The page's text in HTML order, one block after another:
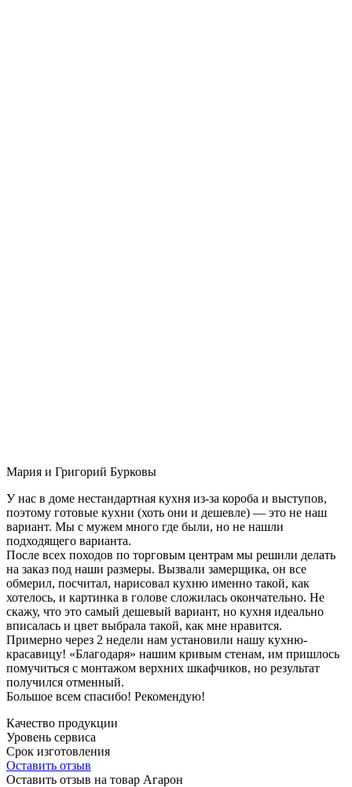
Мария и Григорий Бурковы
У нас в доме нестандартная кухня из-за короба и выступов,
поэтому готовые кухни (хоть они и дешевле) — это не наш
вариант. Мы с мужем много где были, но не нашли
подходящего варианта.
После всех походов по торговым центрам мы решили делать
на заказ под наши размеры. Вызвали замерщика, он все
обмерил, посчитал, нарисовал кухню именно такой, как
хотелось, и картинка в голове сложилась окончательно. Не
скажу, что это самый дешевый вариант, но кухня идеально
вписалась и цвет выбрала такой, как мне нравится.
Примерно через 2 недели нам установили нашу кухню-
красавицу! «Благодаря» нашим кривым стенам, им пришлось
помучиться с монтажом верхних шкафчиков, но результат
получился отменный.
Большое всем спасибо! Рекомендую!
Качество продукции
Уровень сервиса
Срок изготовления
Оставить отзыв
Оставить отзыв на товар Агарон